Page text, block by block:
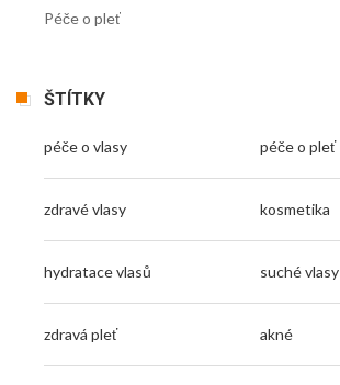
Péče o pleť
ŠTÍTKY
péče o vlasy péče o pleť
zdravé vlasy kosmetika
hydratace vlasů suché vlasy
zdravá pleť akné